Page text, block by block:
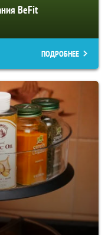
BeFit
ПОДРОБНЕЕ